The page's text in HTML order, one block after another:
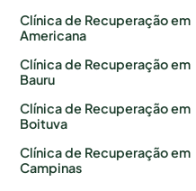
Clínica de Recuperação em
Americana
Clínica de Recuperação em
Bauru
Clínica de Recuperação em
Boituva
Clínica de Recuperação em
Campinas